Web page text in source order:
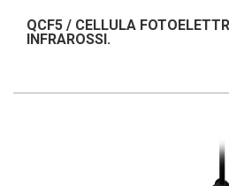
QCF5 / CELLULA
INFRAROSSI.